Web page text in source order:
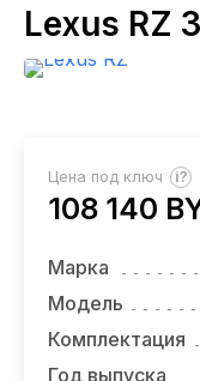
УСЛУГИ
НОВОСТИ
ОТЗЫВЫ
Lexus RZ
Цена под ключ ?
108 140
Марка
Модель
Комплектация
Год выпуска